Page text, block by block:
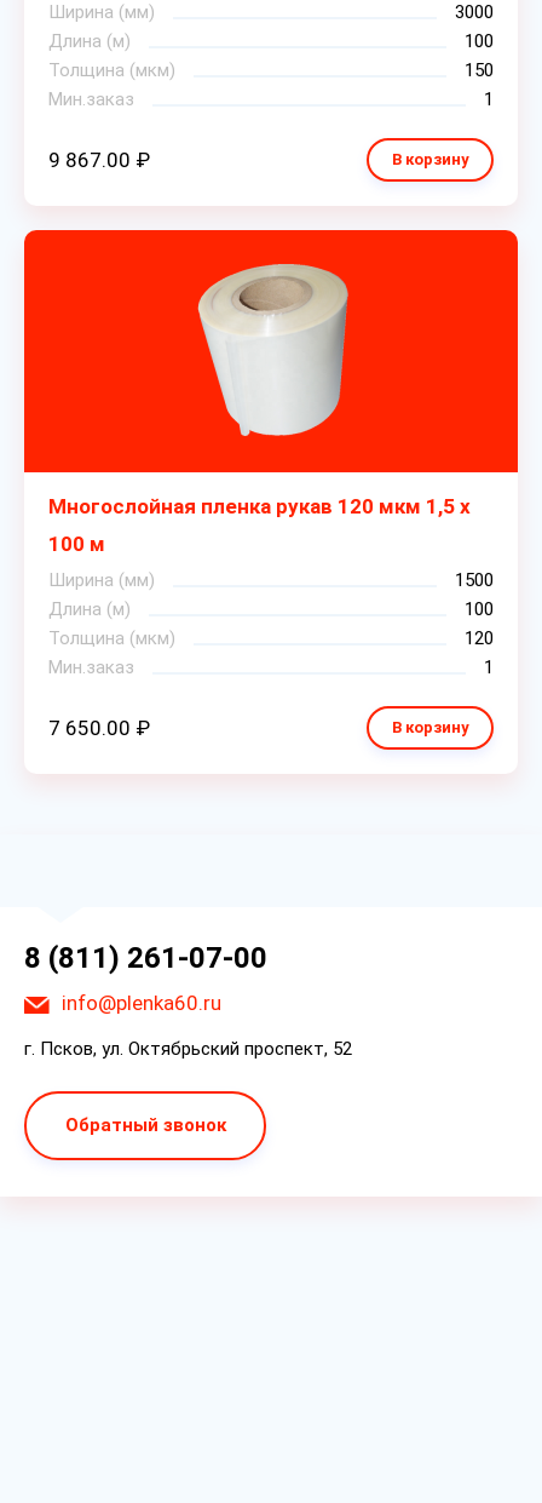
Ширина (мм)
3000
Длина (м)
100
Толщина (мкм)
150
Мин.заказ
1
9 867.00 ₽ В корзину
Многослойная пленка рукав 120 мкм 1,5 х
100 м
Ширина (мм)
1500
Длина (м)
100
Толщина (мкм)
120
Мин.заказ
1
7 650.00 ₽ В корзину
8 (811) 261-07-00
info@plenka60.ru
г. Псков, ул. Октябрьский проспект, 52
Обратный звонок